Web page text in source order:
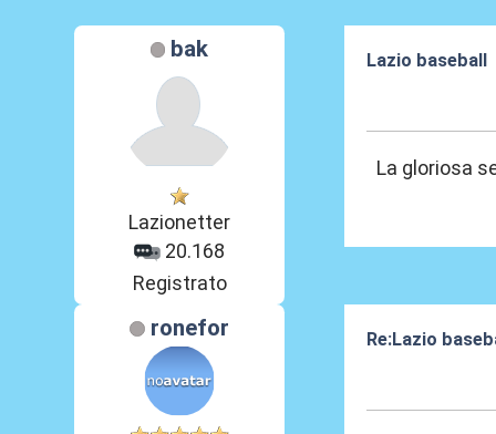
bak
Lazionetter
20.168
Registrato
Lazio baseball
La gloriosa
ronefor
Re:Lazio